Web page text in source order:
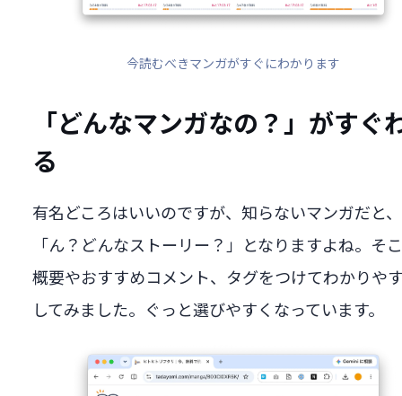
今読むべきマンガがすぐにわかります
「どんなマンガなの？」がすぐ
る
有名どころはいいのですが、知らないマンガだと、
「ん？どんなストーリー？」となりますよね。そ
概要やおすすめコメント、タグをつけてわかりや
してみました。ぐっと選びやすくなっています。